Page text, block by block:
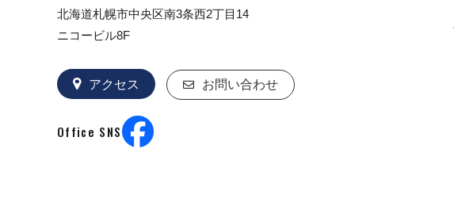
北海道札幌市中央区南3条西2丁目14
ニコービル8F
アクセス お問い合わせ
Office SNS